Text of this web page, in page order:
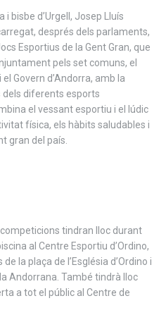
i bisbe d’Urgell, Josep Lluís
després dels parlaments,
Esportius de la Gent Gran, que
pels set comuns, el
Govern d’Andorra, amb la
dels diferents esports
el vessant esportiu i el lúdic
física, els hàbits saludables i
gran del país.
tindran lloc durant
al Centre Esportiu d’Ordino,
la plaça de l’Església d’Ordino i
Andorrana. També tindrà lloc
a tot el públic al Centre de